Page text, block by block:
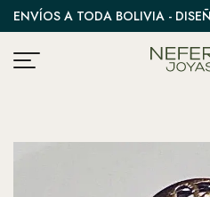
ENVÍOS A TODA BOLIVIA -